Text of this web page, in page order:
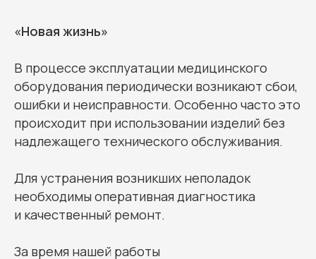
«Новая жизнь»
В процессе эксплуатации медицинского
оборудования периодически возникают сбои,
ошибки и неисправности. Особенно часто это
происходит при использовании изделий без
надлежащего технического обслуживания.
Для устранения возникших неполадок
необходимы оперативная диагностика
и качественный ремонт.
За время нашей работы